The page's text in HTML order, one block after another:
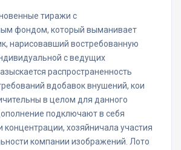
тиражи с
фондом, который выманивает
нарисовавший востребованную
с ведущих
распространенность
вдобавок внушений, кои
в целом для данного
подключают в себя
концентрации, хозяйничала участия
компании изображений. Лото